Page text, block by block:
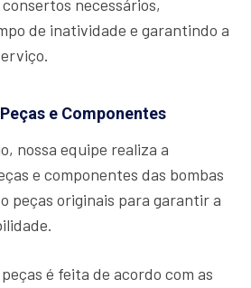
necessários,
de inatividade e garantindo a
e Componentes
nossa equipe realiza a
e componentes das bombas
peças originais para garantir a
é feita de acordo com as